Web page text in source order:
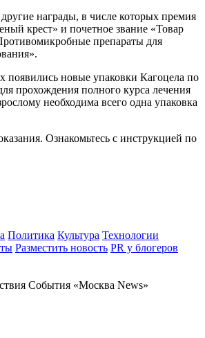
награды, в числе которых премия
крест» и почетное звание «Товар
препараты для
появились новые упаковки Кагоцела по
прохождения полного курса лечения
необходима всего одна упаковка
Ознакомьтесь с инструкцией по
Политика Культура Технологии
Разместить новость PR у блогеров
События «Москва News»